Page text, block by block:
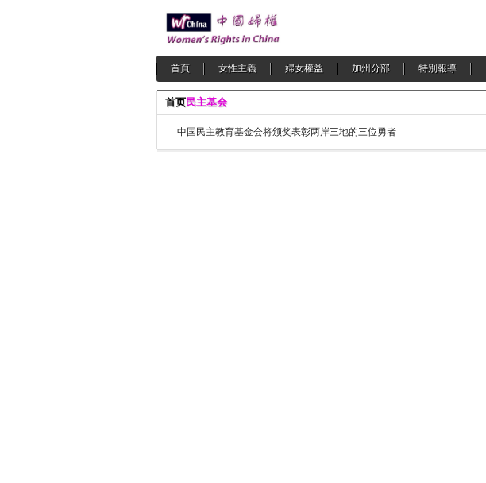
首頁 女性主義 婦女權益 加州分部 特別報導
首页民主基会
中国民主教育基金会将颁奖表彰两岸三地的三位勇者